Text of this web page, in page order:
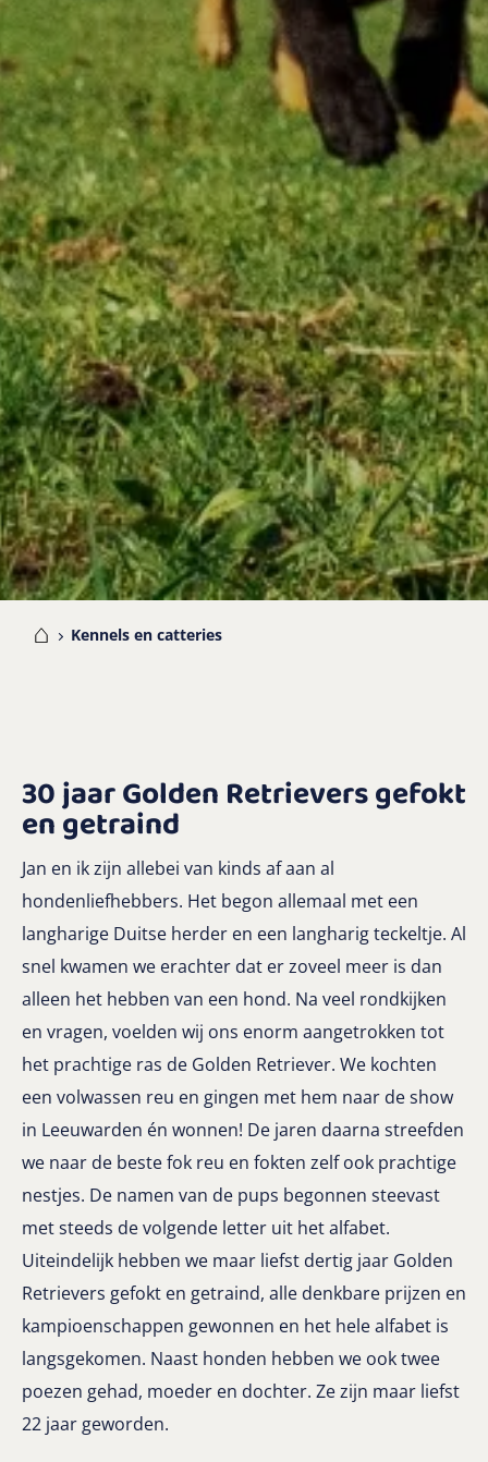
Kennels en catteries
30 jaar Golden Retrievers gefokt
en getraind
Jan en ik zijn allebei van kinds af aan al
hondenliefhebbers. Het begon allemaal met een
langharige Duitse herder en een langharig teckeltje. Al
snel kwamen we erachter dat er zoveel meer is dan
alleen het hebben van een hond. Na veel rondkijken
en vragen, voelden wij ons enorm aangetrokken tot
het prachtige ras de Golden Retriever. We kochten
een volwassen reu en gingen met hem naar de show
in Leeuwarden én wonnen! De jaren daarna streefden
we naar de beste fok reu en fokten zelf ook prachtige
nestjes. De namen van de pups begonnen steevast
met steeds de volgende letter uit het alfabet.
Uiteindelijk hebben we maar liefst dertig jaar Golden
Retrievers gefokt en getraind, alle denkbare prijzen en
kampioenschappen gewonnen en het hele alfabet is
langsgekomen. Naast honden hebben we ook twee
poezen gehad, moeder en dochter. Ze zijn maar liefst
22 jaar geworden.